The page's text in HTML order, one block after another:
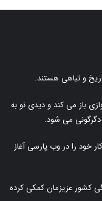
و تباهی هستند.
باز می کند و دیدی نو به
می شود.
خود را در وب پارسی آغاز
کشور عزیزمان کمکی کرده